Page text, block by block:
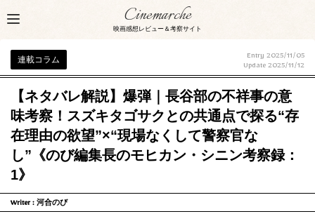
Cinemarche
映画感想レビュー＆考察サイト
連載コラム
Entry 2025/11/05
Update 2025/11/12
【ネタバレ解説】爆弾｜長谷部の不祥事の意
味考察！スズキタゴサクとの共通点で探る“存
在理由の欲望”×“現場なくして警察官な
し”《のび編集長のモヒカン・シニン考察録：
1》
Writer : 河合のび